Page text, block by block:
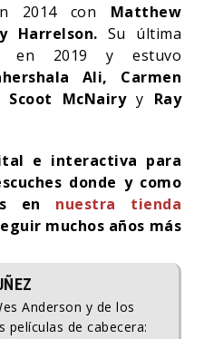
2014 con Matthew
Harrelson. Su última
en 2019 y estuvo
Ali, Carmen
McNairyy Ray
e interactiva para
donde y como
en nuestra tienda
muchos años más
Anderson y de los
películas de cabecera: